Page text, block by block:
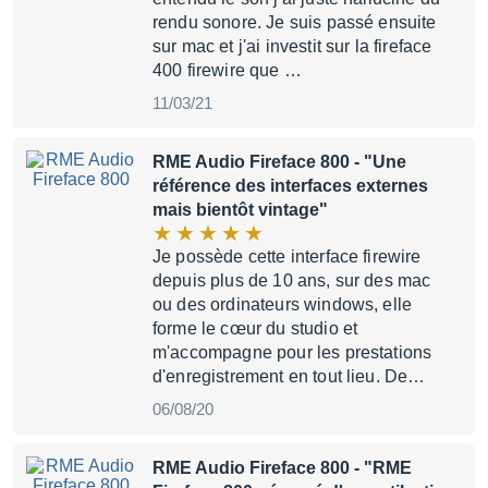
rendu sonore. Je suis passé ensuite
sur mac et j'ai investit sur la fireface
400 firewire que …
11/03/21
RME Audio Fireface 800 - "Une
référence des interfaces externes
mais bientôt vintage"
Je possède cette interface firewire
depuis plus de 10 ans, sur des mac
ou des ordinateurs windows, elle
forme le cœur du studio et
m'accompagne pour les prestations
d'enregistrement en tout lieu. De…
06/08/20
RME Audio Fireface 800 - "RME